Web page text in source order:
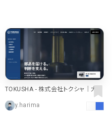
TOKUSHA - 株式会社トクシャ｜大型
トレーラー・商用車部品の販売・配
達・発送y.harima